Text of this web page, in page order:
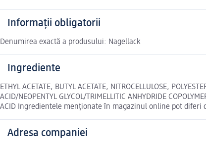
Informații obligatorii
Denumirea exactă a produsului: Nagellack
Ingrediente
ETHYL ACETATE, BUTYL ACETATE, NITROCELLULOSE,
ACID/NEOPENTYL GLYCOL/TRIMELLITIC ANHYDRIDE
ACID Ingredientele menționate în magazinul online pot diferi
Adresa companiei